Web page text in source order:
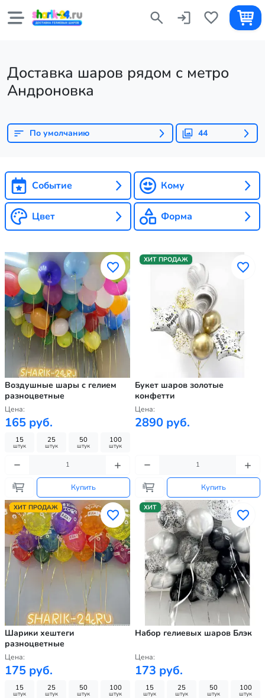
Доставка шаров рядом с метро
Андроновка
По умолчанию 44
Событие Кому
Цвет Форма
Воздушные шары с гелием
разноцветные
Цена:
165 руб.
15
штук
25
штук
50
штук
100
штук
Купить
ХИТ ПРОДАЖ
Букет шаров золотые
конфетти
Цена:
2890 руб.
Купить
ХИТ ПРОДАЖ
Шарики хештеги
разноцветные
Цена:
175 руб.
15
штук
25
штук
50
штук
100
штук
ХИТ
Набор гелиевых шаров Блэк
Цена:
173 руб.
15
штук
25
штук
50
штук
100
штук